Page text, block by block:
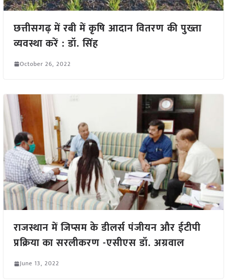
छत्तीसगढ़ में रबी में कृषि आदान वितरण की पुख्ता
व्यवस्था करें : डॉ. सिंह
October 26, 2022
राजस्थान में जिप्सम के डीलर्स पंजीयन और ईटीपी
प्रक्रिया का सरलीकरण -एसीएस डॉ. अग्रवाल
June 13, 2022